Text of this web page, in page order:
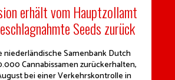
erhält vom Hauptzollamt
Seeds zurück
niederländische Samenbank Dutch
Cannabissamen zurückerhalten,
bei einer Verkehrskontrolle in